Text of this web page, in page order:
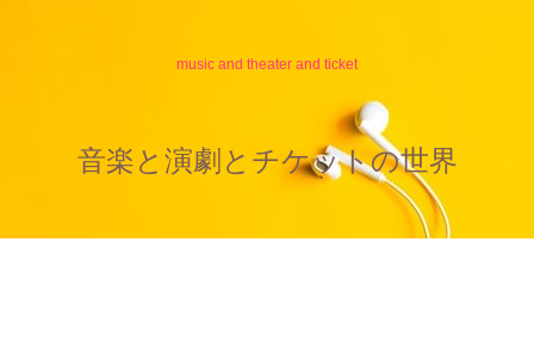
music and theater and ticket
音楽と演劇とチケットの世界